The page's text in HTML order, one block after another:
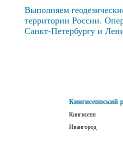
Выполняем
территории России.
Санкт-Петербургу и
Кингисеппский
Кингисепп
Ивангород